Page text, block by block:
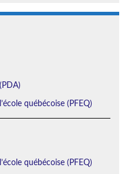
québécoise (PFEQ)
québécoise (PFEQ)